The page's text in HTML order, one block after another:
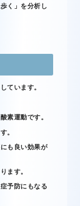
く」を分析し
ています。
素運動です。
。
も良い効果が
ます。
予防にもなる